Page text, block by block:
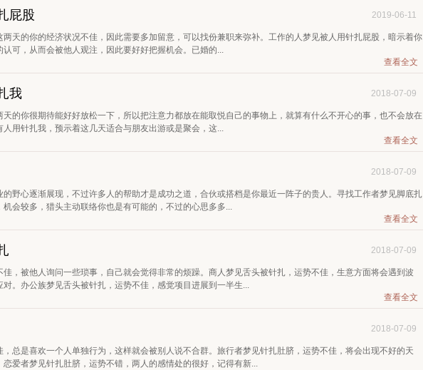
屁股 2019-06-11
天的你的经济状况不佳，因此需要多加留意，可以找份兼职来弥补。工作的人梦见被人用针扎屁股，暗示着你
可，从而会被他人观注，因此要好好把握机会。已婚的...
查看全文
我 2018-07-09
的你很期待能好好放松一下，所以把注意力都放在能取悦自己的事物上，就算有什么不开心的事，也不会放在
用针扎我，预示着这几天适合与朋友出游或是聚会，这...
查看全文
2018-07-09
野心逐渐展现，不过许多人的帮助才是成功之道，合伙或搭档是你最近一阵子的贵人。寻找工作者梦见脚底扎
会较多，猎头主动联络你也是有可能的，不过的心思多多...
查看全文
2018-07-09
，被他人询问一些琐事，自己就会觉得非常的烦躁。商人梦见舌头被针扎，运势不佳，生意方面将会遇到波
。办公族梦见舌头被针扎，运势不佳，感觉项目进展到一半生...
查看全文
2018-07-09
总是喜欢一个人单独行为，这样就会被别人说不合群。旅行者梦见针扎肚脐，运势不佳，将会出现不好的天
爱者梦见针扎肚脐，运势不错，两人的感情处的很好，记得有新...